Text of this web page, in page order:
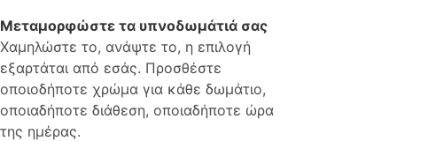
Μεταμορφώστε τα υπνοδωμάτιά σας
Χαμηλώστε το, ανάψτε το, η επιλογή
εξαρτάται από εσάς. Προσθέστε
οποιοδήποτε χρώμα για κάθε δωμάτιο,
οποιαδήποτε διάθεση, οποιαδήποτε ώρα
της ημέρας.